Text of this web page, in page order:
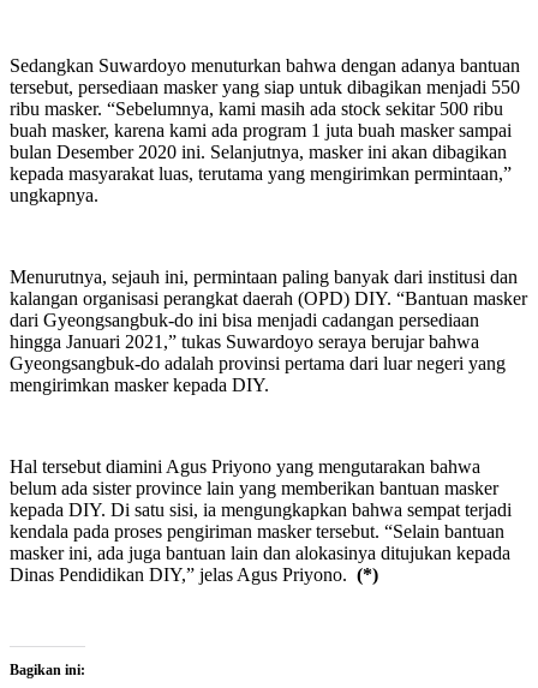
Sedangkan Suwardoyo menuturkan bahwa dengan adanya bantuan
tersebut, persediaan masker yang siap untuk dibagikan menjadi 550
ribu masker. “Sebelumnya, kami masih ada stock sekitar 500 ribu
buah masker, karena kami ada program 1 juta buah masker sampai
bulan Desember 2020 ini. Selanjutnya, masker ini akan dibagikan
kepada masyarakat luas, terutama yang mengirimkan permintaan,”
ungkapnya.
Menurutnya, sejauh ini, permintaan paling banyak dari institusi dan
kalangan organisasi perangkat daerah (OPD) DIY. “Bantuan masker
dari Gyeongsangbuk-do ini bisa menjadi cadangan persediaan
hingga Januari 2021,” tukas Suwardoyo seraya berujar bahwa
Gyeongsangbuk-do adalah provinsi pertama dari luar negeri yang
mengirimkan masker kepada DIY.
Hal tersebut diamini Agus Priyono yang mengutarakan bahwa
belum ada sister province lain yang memberikan bantuan masker
kepada DIY. Di satu sisi, ia mengungkapkan bahwa sempat terjadi
kendala pada proses pengiriman masker tersebut. “Selain bantuan
masker ini, ada juga bantuan lain dan alokasinya ditujukan kepada
Dinas Pendidikan DIY,” jelas Agus Priyono. (*)
Bagikan ini: